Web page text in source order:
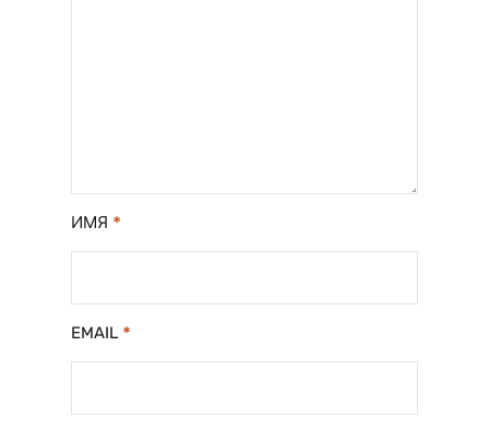
ИМЯ *
EMAIL *